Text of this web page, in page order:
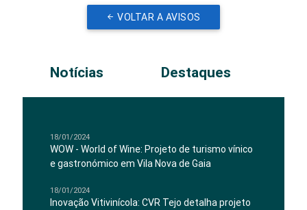
VOLTAR A AVISOS
Notícias Destaques
18/01/2024
WOW - World of Wine: Projeto de turismo vínico
e gastronómico em Vila Nova de Gaia
18/01/2024
Inovação Vitivinícola: CVR Tejo detalha projeto